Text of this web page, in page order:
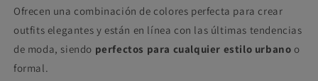
Ofrecen una combinación de colores perfecta para crear
outfits elegantes y están en línea con las últimas tendencias
de moda, siendo perfectos para cualquier estilo urbano o
formal.